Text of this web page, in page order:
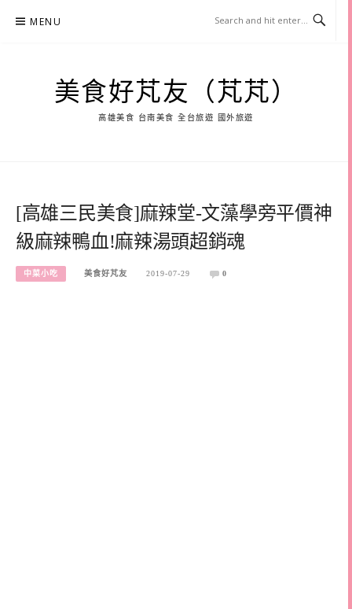
MENU
美食好芃友（芃芃）
高雄美食 台南美食 全台旅遊 國外旅遊
[高雄三民美食]麻辣堂-文藻學旁平價神
級麻辣鴨血!麻辣湯頭超銷魂
中菜小吃 美食好芃友 2019-07-29 0